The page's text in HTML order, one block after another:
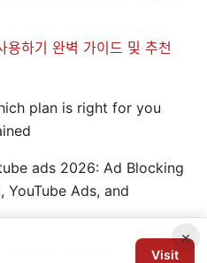
하기 완벽 가이드 및 추천
plan is right for you
ads 2026: Ad Blocking
YouTube Ads, and
browser
×
Visit